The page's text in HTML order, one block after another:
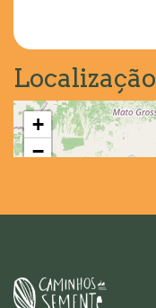
Localização
+
−